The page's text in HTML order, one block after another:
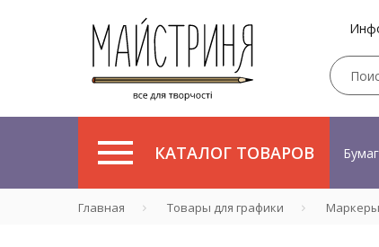
КАТАЛОГ ТОВАРОВ
Главная Товары для графики